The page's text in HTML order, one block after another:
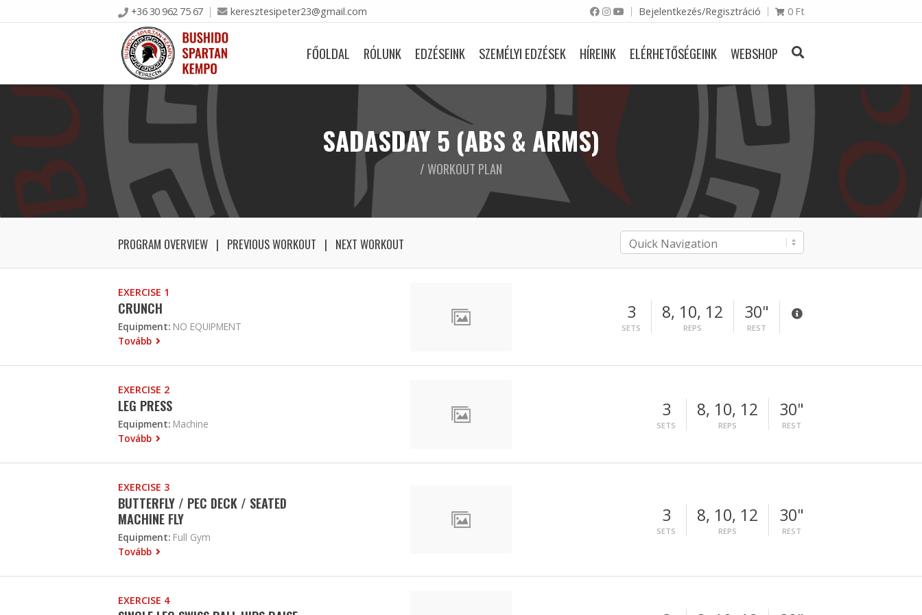
+36 30 962 75 67 keresztesipeter23@gmail.com Bejelentkezés/Regisztráció 0 Ft
FŐOLDAL RÓLUNK EDZÉSEINK SZEMÉLYI EDZÉSEK HÍREINK ELÉRHETŐSÉGEINK WEBSHOP
SADASDAY 5 (ABS & ARMS)
/ WORKOUT PLAN
PROGRAM OVERVIEW PREVIOUS WORKOUT NEXT WORKOUT
EXERCISE 1
CRUNCH
Equipment: NO EQUIPMENT
Tovább
3
SETS
8, 10, 12
REPS
30"
REST
EXERCISE 2
LEG PRESS
Equipment: Machine
Tovább
3
SETS
8, 10, 12
REPS
30"
REST
EXERCISE 3
BUTTERFLY / PEC DECK / SEATED
MACHINE FLY
Equipment: Full Gym
Tovább
3
SETS
8, 10, 12
REPS
30"
REST
EXERCISE 4